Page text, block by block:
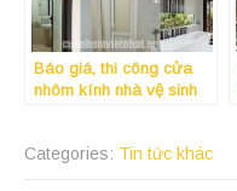
Báo giá, thi công cửa
nhôm kính nhà vệ sinh
Categories: Tin tức khác